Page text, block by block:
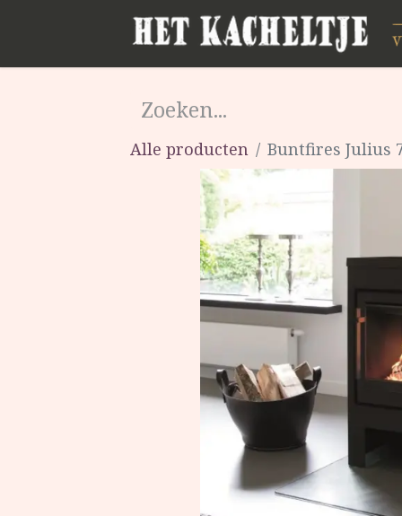
Alle producten Buntfires Julius